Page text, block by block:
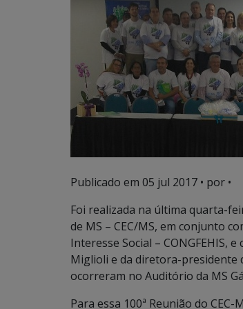
Publicado em 05 jul 2017 • por •
Foi realizada na última quarta-
de MS – CEC/MS, em conjunto
Interesse Social – CONGFEHIS,
Miglioli e da diretora-presidente
ocorreram no Auditório da MS
Para essa 100ª Reunião do